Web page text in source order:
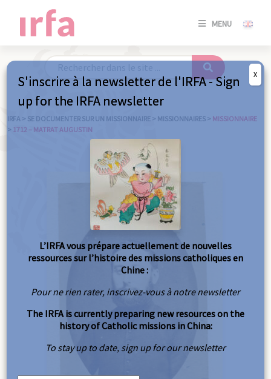
MENU
SE
/
IRFA > SE DOCUMENTER SUR UN MISSIONNAIRE > MISSIONNAIRES > MISSIONNAIRE
> 1712 – MATRAT AUGUSTIN
S'inscrire à la newsletter de l'IRFA - Sign
up for the IRFA newsletter
L’IRFA vous prépare actuellement de nouvelles
ressources sur l’histoire des missions catholiques en
Chine :
Pour ne rien rater, inscrivez-vous à notre newsletter
The IRFA is currently preparing new resources on the
history of Catholic missions in China:
To stay up to date, sign up for our newsletter
X